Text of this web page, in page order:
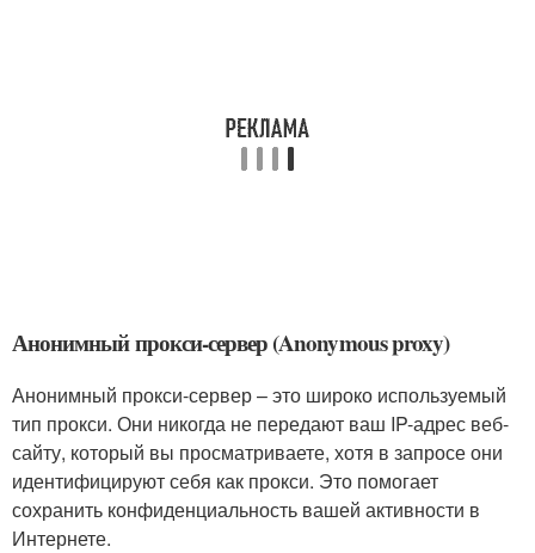
Анонимный прокси-сервер (Anonymous proxy)
Анонимный прокси-сервер – это широко используемый
тип прокси. Они никогда не передают ваш IP-адрес веб-
сайту, который вы просматриваете, хотя в запросе они
идентифицируют себя как прокси. Это помогает
сохранить конфиденциальность вашей активности в
Интернете.